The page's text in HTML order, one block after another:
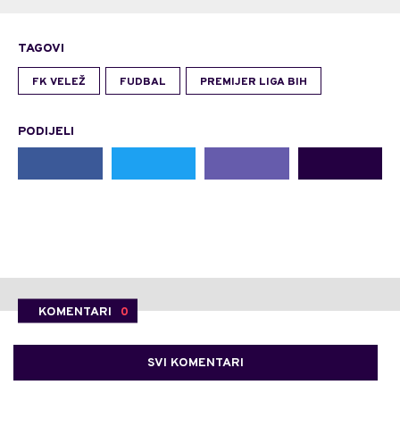
TAGOVI
FK VELEŽ FUDBAL PREMIJER LIGA BIH
PODIJELI
KOMENTARI 0
SVI KOMENTARI